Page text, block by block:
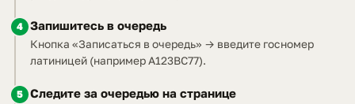
4 Запишитесь в очередь
Кнопка «Записаться в очередь» → введите госномер
латиницей (например A123BC77).
5 Следите за очередью на странице